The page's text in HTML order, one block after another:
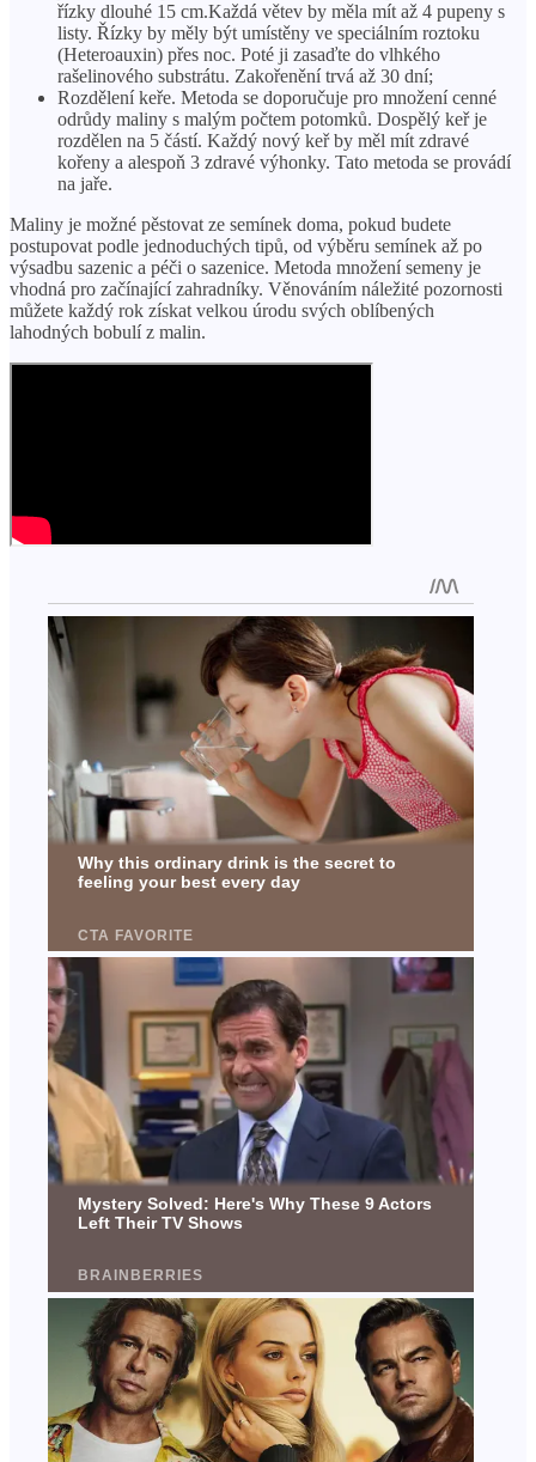
řízky dlouhé 15 cm.Každá větev by měla mít až 4 pupeny s
listy. Řízky by měly být umístěny ve speciálním roztoku
(Heteroauxin) přes noc. Poté ji zasaďte do vlhkého
rašelinového substrátu. Zakořenění trvá až 30 dní;
Rozdělení keře. Metoda se doporučuje pro množení cenné
odrůdy maliny s malým počtem potomků. Dospělý keř je
rozdělen na 5 částí. Každý nový keř by měl mít zdravé
kořeny a alespoň 3 zdravé výhonky. Tato metoda se provádí
na jaře.
Maliny je možné pěstovat ze semínek doma, pokud budete
postupovat podle jednoduchých tipů, od výběru semínek až po
výsadbu sazenic a péči o sazenice. Metoda množení semeny je
vhodná pro začínající zahradníky. Věnováním náležité pozornosti
můžete každý rok získat velkou úrodu svých oblíbených
lahodných bobulí z malin.